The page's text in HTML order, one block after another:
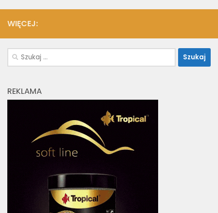
WIĘCEJ:
Szukaj:
REKLAMA